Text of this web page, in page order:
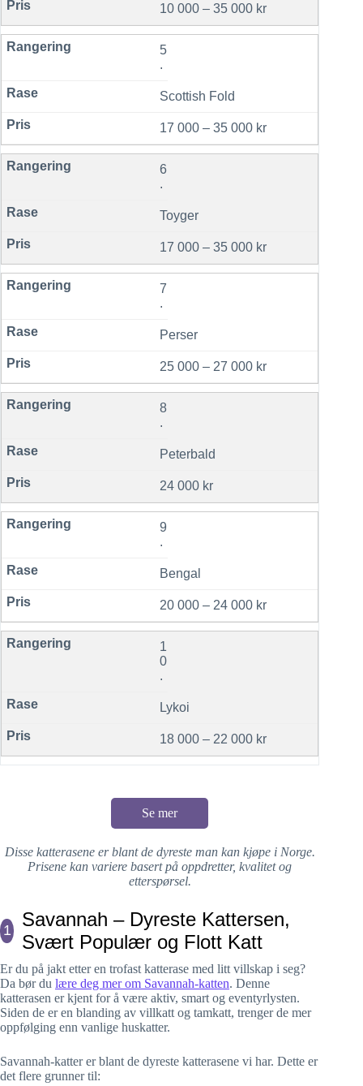
10 000 – 35 000 kr
5
.
Scottish Fold
17 000 – 35 000 kr
6
.
Toyger
17 000 – 35 000 kr
7
.
Perser
25 000 – 27 000 kr
8
.
Peterbald
24 000 kr
9
.
Bengal
20 000 – 24 000 kr
1
0
.
Lykoi
18 000 – 22 000 kr
Se mer
Disse katterasene er blant de dyreste man kan kjøpe i Norge.
Prisene kan variere basert på oppdretter, kvalitet og
etterspørsel.
1
Savannah – Dyreste Kattersen,
Svært Populær og Flott Katt
Er du på jakt etter en trofast katterase med litt villskap i seg?
Da bør du lære deg mer om Savannah-katten. Denne
katterasen er kjent for å være aktiv, smart og eventyrlysten.
Siden de er en blanding av villkatt og tamkatt, trenger de mer
oppfølging enn vanlige huskatter.
Savannah-katter er blant de dyreste katterasene vi har. Dette er
det flere grunner til: